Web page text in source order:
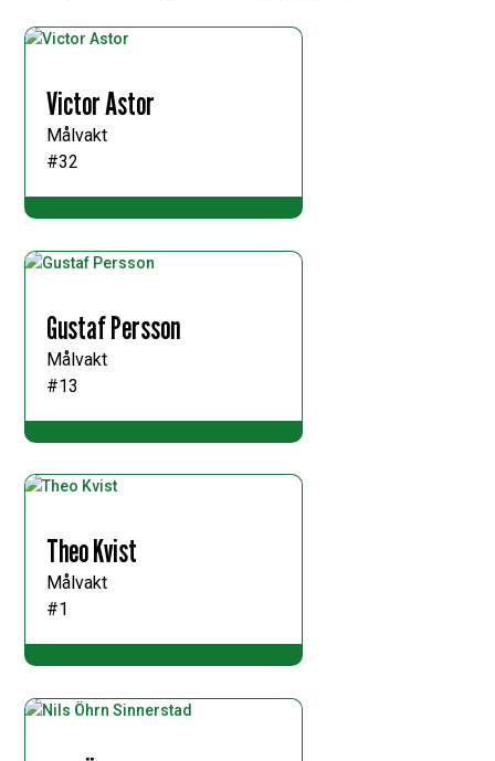
Victor Astor
Målvakt
#32
Gustaf Persson
Målvakt
#13
Theo Kvist
Målvakt
#1